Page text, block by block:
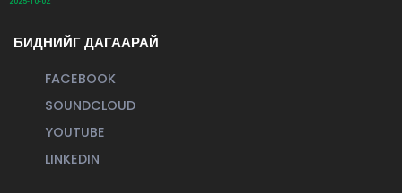
БИДНИЙГ ДАГААРАЙ
FACEBOOK
SOUNDCLOUD
YOUTUBE
LINKEDIN